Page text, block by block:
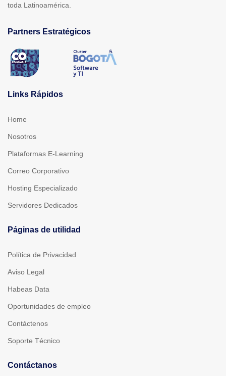
toda Latinoamérica.
Partners Estratégicos
Links Rápidos
Home
Nosotros
Plataformas E-Learning
Correo Corporativo
Hosting Especializado
Servidores Dedicados
Páginas de utilidad
Política de Privacidad
Aviso Legal
Habeas Data
Oportunidades de empleo
Contáctenos
Soporte Técnico
Contáctanos